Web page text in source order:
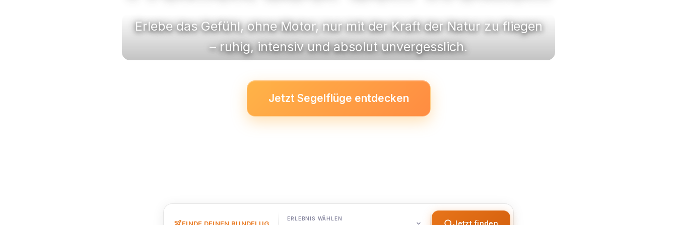
Erlebe das Gefühl, ohne Motor, nur mit der Kraft der Natur zu fliegen
– ruhig, intensiv und absolut unvergesslich.
Jetzt Segelflüge entdecken
FINDE DEINEN RUNDFLUG
ERLEBNIS WÄHLEN
Jetzt finden